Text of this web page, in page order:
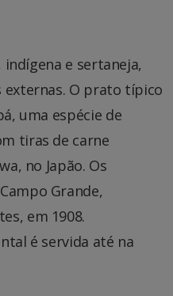
e sertaneja,
externas. O prato típico
uma espécie de
tiras de carne
no Japão. Os
Grande,
em 1908.
é servida até na